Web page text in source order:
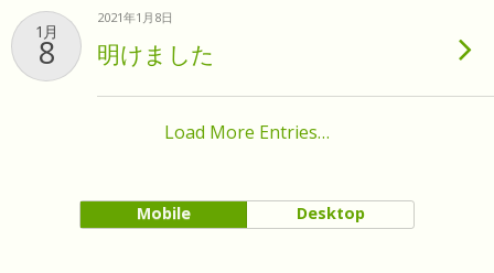
1月
8
2021年1月8日
明けました
Load More Entries…
Mobile Desktop